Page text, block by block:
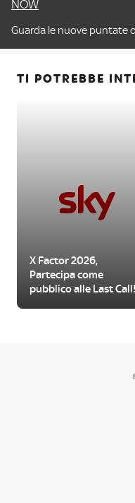
NOW
Guarda le nuove puntate
TI POTREBBE
X Factor 2026,
Partecipa come
pubblico alle Last Call!